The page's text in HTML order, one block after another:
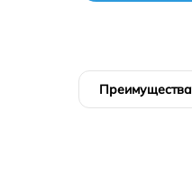
Преимущества